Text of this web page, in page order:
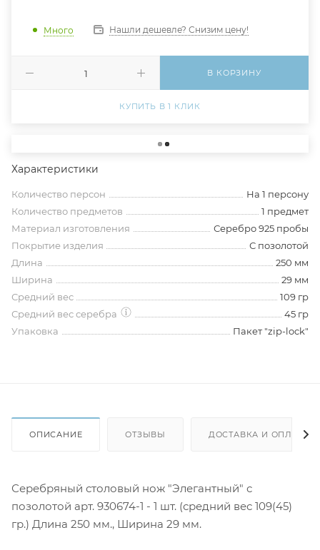
Много Нашли дешевле? Снизим цену!
В КОРЗИНУ
КУПИТЬ В 1 КЛИК
Характеристики
Количество персон
На 1 персону
Количество предметов
1 предмет
Материал изготовления
Серебро 925 пробы
Покрытие изделия
С позолотой
Длина
250 мм
Ширина
29 мм
Средний вес
109 гр
Средний вес серебра
45 гр
Упаковка
Пакет "zip-lock"
ОПИСАНИЕ ОТЗЫВЫ ДОСТАВКА И ОПЛАТА
Серебряный столовый нож "Элегантный" с
позолотой арт. 930674-1 - 1 шт. (средний вес 109(45)
гр.) Длина 250 мм., Ширина 29 мм.